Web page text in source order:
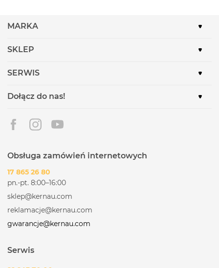
MARKA
SKLEP
SERWIS
Dołącz do nas!
Obsługa zamówień internetowych
17 865 26 80
pn.-pt. 8:00–16:00
sklep@kernau.com
reklamacje@kernau.com
gwarancje@kernau.com
Serwis